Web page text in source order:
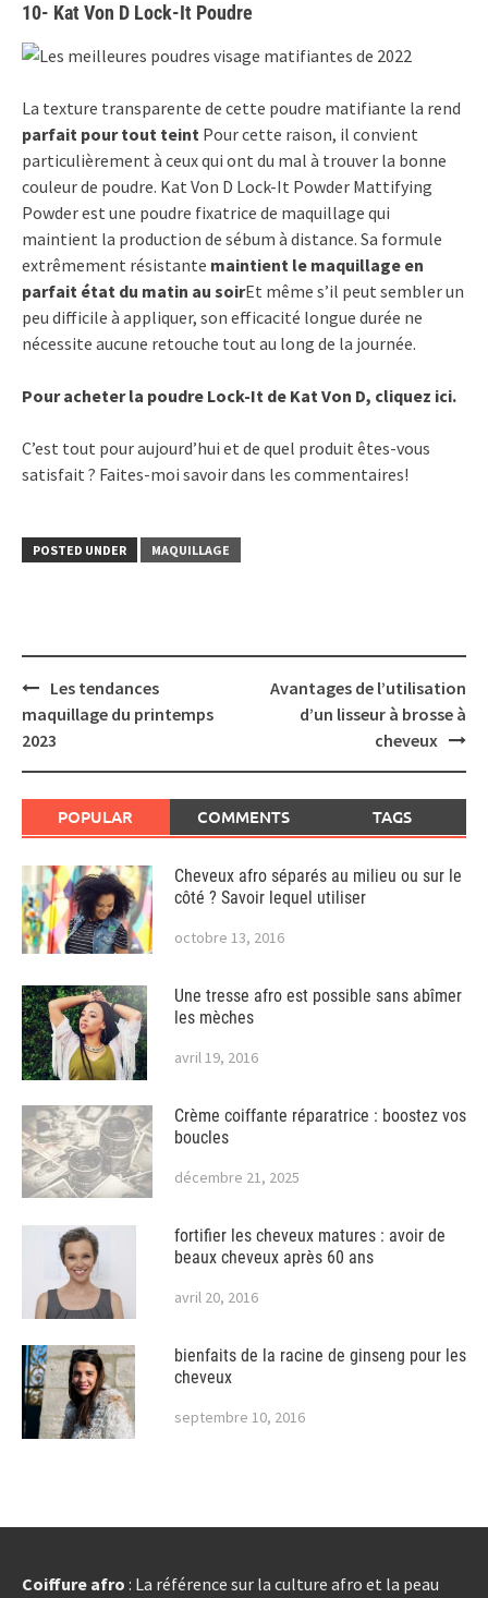
10- Kat Von D Lock-It Poudre
La texture transparente de cette poudre matifiante la rend
parfait pour tout teint Pour cette raison, il convient
particulièrement à ceux qui ont du mal à trouver la bonne
couleur de poudre. Kat Von D Lock-It Powder Mattifying
Powder est une poudre fixatrice de maquillage qui
maintient la production de sébum à distance. Sa formule
extrêmement résistante maintient le maquillage en
parfait état du matin au soirEt même s’il peut sembler un
peu difficile à appliquer, son efficacité longue durée ne
nécessite aucune retouche tout au long de la journée.
Pour acheter la poudre Lock-It de Kat Von D, cliquez ici.
C’est tout pour aujourd’hui et de quel produit êtes-vous
satisfait ? Faites-moi savoir dans les commentaires!
POSTED UNDER MAQUILLAGE
Post
navigation
Les tendances
maquillage du printemps
2023
Avantages de l’utilisation
d’un lisseur à brosse à
cheveux
POPULAR COMMENTS TAGS
Cheveux afro séparés au milieu ou sur le
côté ? Savoir lequel utiliser
octobre 13, 2016
Une tresse afro est possible sans abîmer
les mèches
avril 19, 2016
Crème coiffante réparatrice : boostez vos
boucles
décembre 21, 2025
fortifier les cheveux matures : avoir de
beaux cheveux après 60 ans
avril 20, 2016
bienfaits de la racine de ginseng pour les
cheveux
septembre 10, 2016
Coiffure afro : La référence sur la culture afro et la peau